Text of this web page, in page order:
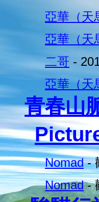
亞華（天
亞華（天
二哥 -
亞華（天
青春山
Nomad-
Nomad-